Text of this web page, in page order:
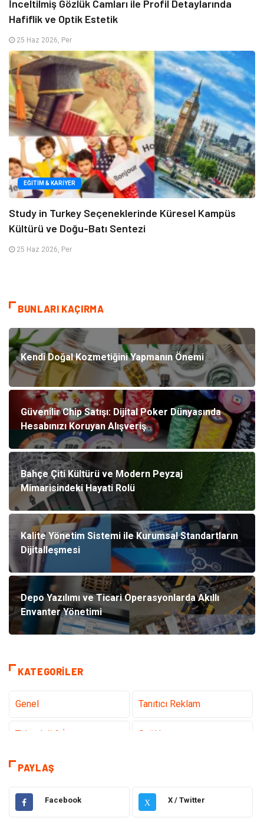
İnceltilmiş Gözlük Camları ile Profil Detaylarında
Hafiflik ve Optik Estetik
25 Haz 2026, Per
EĞITIM & KARIYER
Study in Turkey Seçeneklerinde Küresel Kampüs
Kültürü ve Doğu-Batı Sentezi
25 Haz 2026, Per
BUNLARI KAÇIRMA
Kendi Doğal Kozmetiğini Yapmanın Önemi
Güvenilir Chip Satışı: Dijital Poker Dünyasında
Hesabınızı Koruyan Alışveriş
Bahçe Çiti Kültürü ve Modern Peyzaj
Mimarisindeki Hayati Rolü
Kalite Yönetim Sistemi ile Kurumsal Standartların
Dijitalleşmesi
Depo Yazılımı ve Ticari Operasyonlarda Akıllı
Envanter Yönetimi
KATEGORILER
Genel Tanıtıcı Reklam
Teknoloji & İnternet Sağlık
Eğitim & Kariyer
Hukuk Moda
PAYLAŞ
Facebook X X / Twitter